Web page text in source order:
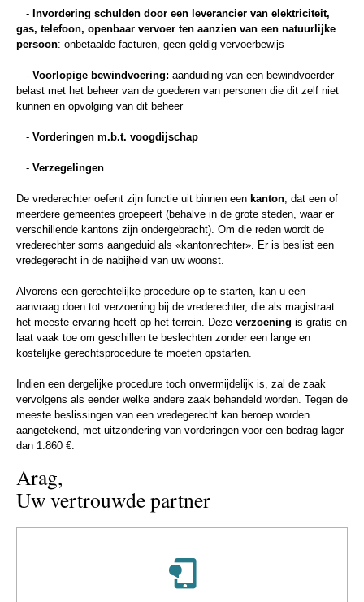
- Invordering schulden door een leverancier van elektriciteit,
gas, telefoon, openbaar vervoer ten aanzien van een natuurlijke
persoon: onbetaalde facturen, geen geldig vervoerbewijs
- Voorlopige bewindvoering: aanduiding van een bewindvoerder
belast met het beheer van de goederen van personen die dit zelf niet
kunnen en opvolging van dit beheer
- Vorderingen m.b.t. voogdijschap
- Verzegelingen
De vrederechter oefent zijn functie uit binnen een kanton, dat een of
meerdere gemeentes groepeert (behalve in de grote steden, waar er
verschillende kantons zijn ondergebracht). Om die reden wordt de
vrederechter soms aangeduid als «kantonrechter». Er is beslist een
vredegerecht in de nabijheid van uw woonst.
Alvorens een gerechtelijke procedure op te starten, kan u een
aanvraag doen tot verzoening bij de vrederechter, die als magistraat
het meeste ervaring heeft op het terrein. Deze verzoening is gratis en
laat vaak toe om geschillen te beslechten zonder een lange en
kostelijke gerechtsprocedure te moeten opstarten.
Indien een dergelijke procedure toch onvermijdelijk is, zal de zaak
vervolgens als eender welke andere zaak behandeld worden. Tegen de
meeste beslissingen van een vredegerecht kan beroep worden
aangetekend, met uitzondering van vorderingen voor een bedrag lager
dan 1.860 €.
Arag,
Uw vertrouwde partner